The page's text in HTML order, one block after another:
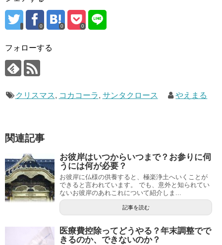
0 0 0
フォローする
クリスマス, コカコーラ, サンタクロース やえまる
関連記事
お彼岸はいつからいつまで？お参りに伺
うには何が必要？
お彼岸に仏様の供養すると、極楽浄土へいくことが
できると言われています。 でも、意外と知られてい
ないお彼岸のあれこれについて紹介しま...
記事を読む
医療費控除ってどうやる？年末調整でで
きるのか、できないのか？